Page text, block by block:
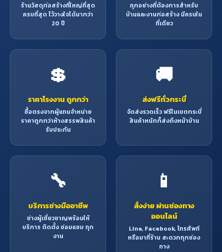
ร้านวัสดุก่อสร้างที่ใหญ่ที่สุด
ครบที่สุด ไว้วางใจได้มากว่า
20 ปี
ทุกอย่างที่ต้องการสำหรับ
บ้านและงานก่อสร้าง มีครบใน
ที่เดียว
💲
ราคาโรงงาน ถูกกว่า
ซื้อตรงจากผู้แทนจำหน่าย
ราคาถูกกว่าห้างสรรพสินค้า
รับประกัน
🚚
ส่งฟรีทั่วกระบี่
จัดส่งรวดเร็ว ฟรีในเขตกระบี่
สินค้าหนักก็ส่งถึงหน้าบ้าน
🔧
บริการช่างมืออาชีพ
ช่างผู้เชี่ยวชาญพร้อมให้
บริการ ติดตั้ง ซ่อมแซม ทุก
งาน
📱
สั่งง่าย ผ่านช่องทาง
ออนไลน์
Line, Facebook, โทรศัพท์
หรือมาที่ร้าน สะดวกทุกช่อง
ทาง